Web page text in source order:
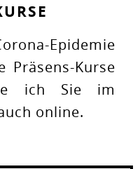
Epidemie
Kurse
ich Sie im
online.